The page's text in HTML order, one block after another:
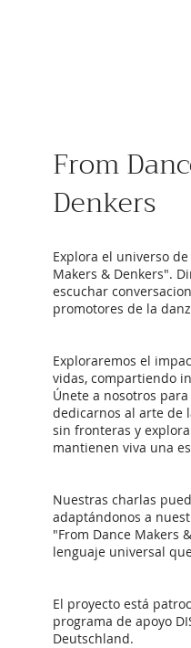
From
Denkers
Explora el universo
Makers & Denkers".
escuchar
promotores de la
Exploraremos el
vidas, compartiendo
Únete a nosotros
dedicarnos al arte de
sin fronteras y
mantienen viva una
Nuestras charlas
adaptándonos a
"From Dance Makers
lenguaje universal
El proyecto está
programa de apoyo
Deutschland.